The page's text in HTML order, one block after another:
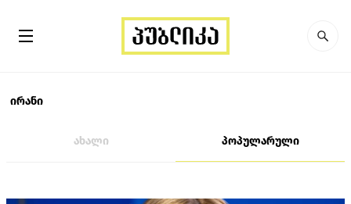
ირანი
ახალი პოპულარული